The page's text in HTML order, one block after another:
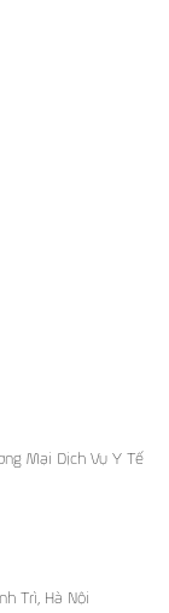
Mại Dịch Vụ Y Tế
Trì, Hà Nội